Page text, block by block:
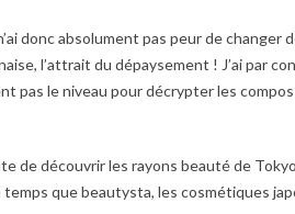
donc absolument pas peur de
l’attrait du dépaysement ! J’ai par
pas le niveau pour décrypter les
de découvrir les rayons beauté de
que beautysta, les cosmétiques